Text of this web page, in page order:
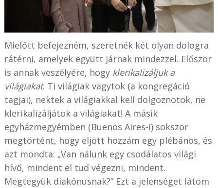
Mielőtt befejezném, szeretnék két olyan dologra
rátérni, amelyek együtt járnak mindezzel. Először
is annak veszélyére, hogy klerikalizáljuk a
világiakat. Ti világiak vagytok (a kongregáció
tagjai), nektek a világiakkal kell dolgoznotok, ne
klerikalizáljátok a világiakat! A másik
egyházmegyémben (Buenos Aires-i) sokszor
megtörtént, hogy eljött hozzám egy plébános, és
azt mondta: „Van nálunk egy csodálatos világi
hívő, mindent el tud végezni, mindent.
Megtegyük diakónusnak?” Ezt a jelenséget látom